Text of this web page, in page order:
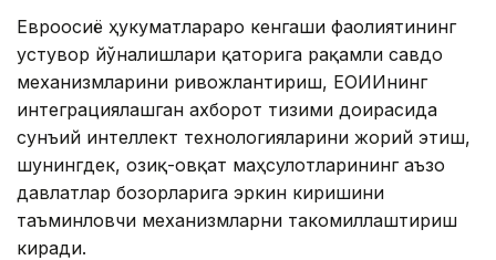
Евроосиё ҳукуматлараро кенгаши фаолиятининг
устувор йўналишлари қаторига рақамли савдо
механизмларини ривожлантириш, ЕОИИнинг
интеграциялашган ахборот тизими доирасида
сунъий интеллект технологияларини жорий этиш,
шунингдек, озиқ-овқат маҳсулотларининг аъзо
давлатлар бозорларига эркин киришини
таъминловчи механизмларни такомиллаштириш
киради.